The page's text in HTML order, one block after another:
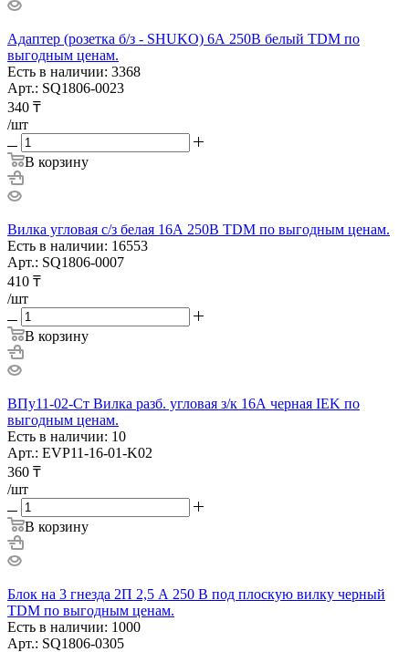
Адаптер (розетка б/з - SHUKO) 6А 250В белый TDM по
выгодным ценам.
Есть в наличии: 3368
Арт.: SQ1806-0023
340 ₸
/шт
В корзину
Вилка угловая с/з белая 16А 250В TDM по выгодным ценам.
Есть в наличии: 16553
Арт.: SQ1806-0007
410 ₸
/шт
В корзину
ВПу11-02-Ст Вилка разб. угловая з/к 16А черная IEK по
выгодным ценам.
Есть в наличии: 10
Арт.: EVP11-16-01-K02
360 ₸
/шт
В корзину
Блок на 3 гнезда 2П 2,5 А 250 B под плоскую вилку черный
TDM по выгодным ценам.
Есть в наличии: 1000
Арт.: SQ1806-0305